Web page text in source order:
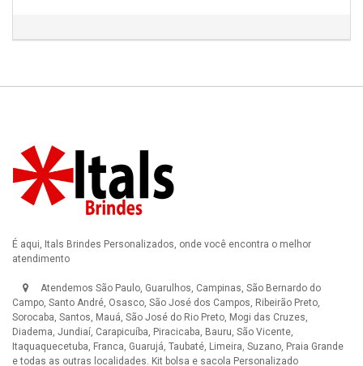
É aqui, Itals Brindes Personalizados, onde você encontra o melhor
atendimento
Atendemos São Paulo, Guarulhos, Campinas, São Bernardo do
Campo, Santo André, Osasco, São José dos Campos, Ribeirão Preto,
Sorocaba, Santos, Mauá, São José do Rio Preto, Mogi das Cruzes,
Diadema, Jundiaí, Carapicuíba, Piracicaba, Bauru, São Vicente,
Itaquaquecetuba, Franca, Guarujá, Taubaté, Limeira, Suzano, Praia Grande
e todas as outras localidades. Kit bolsa e sacola Personalizado